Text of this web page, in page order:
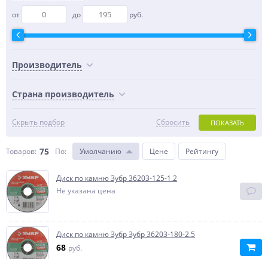
от до руб.
Производитель
Страна производитель
Скрыть подбор ПОКАЗАТЬ
Сбросить
Товаров: 75 По: Умолчанию Цене Рейтингу
Диск по камню Зубр 36203-125-1.2
Не указана цена
Диск по камню Зубр Зубр 36203-180-2.5
68 руб.